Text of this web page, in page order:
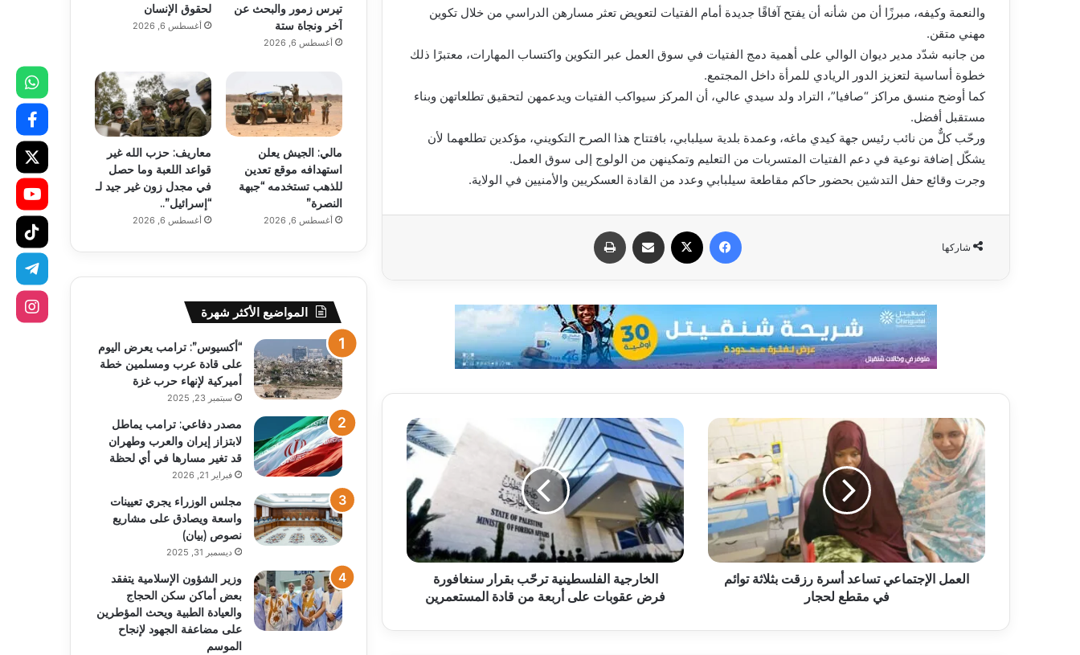
والنعمة وكيفه، مبرزًا أن من شأنه أن يفتح آفاقًا جديدة أمام الفتيات لتعويض تعثر مسارهن الدراسي من خلال تكوين
مهني متقن.
من جانبه شدّد مدير ديوان الوالي على أهمية دمج الفتيات في سوق العمل عبر التكوين واكتساب المهارات، معتبرًا ذلك
خطوة أساسية لتعزيز الدور الريادي للمرأة داخل المجتمع.
كما أوضح منسق مراكز “صافيا”، التراد ولد سيدي عالي، أن المركز سيواكب الفتيات ويدعمهن لتحقيق تطلعاتهن وبناء
مستقبل أفضل.
ورحّب كلٌّ من نائب رئيس جهة كيدي ماغه، وعمدة بلدية سيلبابي، بافتتاح هذا الصرح التكويني، مؤكدين تطلعهما لأن
يشكّل إضافة نوعية في دعم الفتيات المتسربات من التعليم وتمكينهن من الولوج إلى سوق العمل.
وجرت وقائع حفل التدشين بحضور حاكم مقاطعة سيلبابي وعدد من القادة العسكريين والأمنيين في الولاية.
شاركها
فيسبوك مشاركة عبر البريد
العمل الإجتماعي تساعد أسرة رزقت بثلاثة توائم
في مقطع لحجار
الخارجية الفلسطينية ترحّب بقرار سنغافورة
فرض عقوبات على أربعة من قادة المستعمرين
تيرس زمور والبحث عن
آخر ونجاة ستة
أغسطس 6, 2026
لحقوق الإنسان
أغسطس 6, 2026
مالي: الجيش يعلن
استهدافه موقع تعدين
للذهب تستخدمه “جبهة
النصرة”
أغسطس 6, 2026
معاريف: حزب الله غير
قواعد اللعبة وما حصل
في مجدل زون غير جيد لـ
“إسرائيل”..
أغسطس 6, 2026
المواضيع الأكثر شهرة
“أكسيوس”: ترامب يعرض اليوم
على قادة عرب ومسلمين خطة
أميركية لإنهاء حرب غزة
سبتمبر 23, 2025
مصدر دفاعي: ترامب يماطل
لابتزاز إيران والعرب وطهران
قد تغير مسارها في أي لحظة
فبراير 21, 2026
مجلس الوزراء يجري تعيينات
واسعة ويصادق على مشاريع
نصوص (بيان)
ديسمبر 31, 2025
وزير الشؤون الإسلامية يتفقد
بعض أماكن سكن الحجاج
والعيادة الطبية ويحث المؤطرين
على مضاعفة الجهود لإنجاح
الموسم